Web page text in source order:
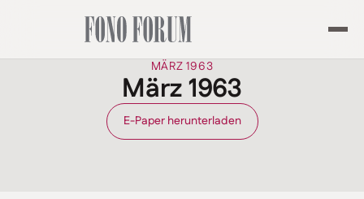
MÄRZ 1963
März 1963
E-Paper herunterladen